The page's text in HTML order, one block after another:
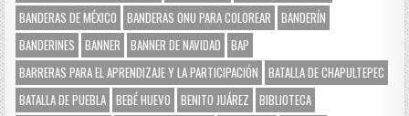
BANDERAS DE MÉXICO
BANDERAS ONU PARA COLOREAR
BANDERÍN
BANDERINES
BANNER BANNER DE NAVIDAD
BAP
BARRERAS PARA EL APRENDIZAJE Y LA PARTICIPACIÓN
BATALLA DE CHAPULTEPEC
BATALLA DE PUEBLA BEBÉ HUEVO BENITO JUÁREZ
BIBLIOTECA